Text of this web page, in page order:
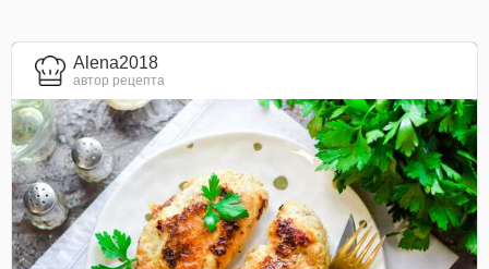
Alena2018
автор рецепта